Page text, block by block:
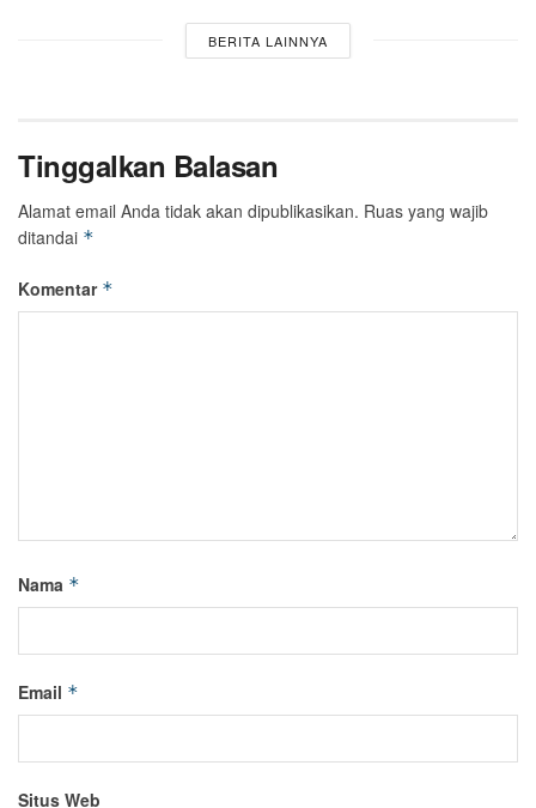
BERITA LAINNYA
Tinggalkan Balasan
Alamat email Anda tidak akan dipublikasikan. Ruas yang wajib
ditandai *
Komentar *
Nama *
Email *
Situs Web